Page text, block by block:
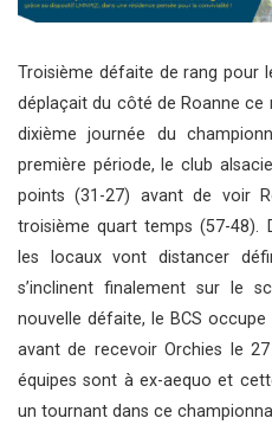
Troisième défaite de rang pour
déplaçait du côté de Roanne
dixième journée du
première période, le club
points (31-27) avant de voir
troisième quart temps (57-48).
les locaux vont distancer
s’inclinent finalement sur le
nouvelle défaite, le BCS
avant de recevoir Orchies le
équipes sont à ex-aequo et
un tournant dans ce